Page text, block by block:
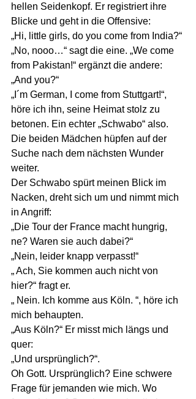
hellen Seidenkopf. Er registriert ihre
Blicke und geht in die Offensive:
„Hi, little girls, do you come from India?“
„No, nooo…“ sagt die eine. „We come
from Pakistan!“ ergänzt die andere:
„And you?“
„I´m German, I come from Stuttgart!“,
höre ich ihn, seine Heimat stolz zu
betonen. Ein echter „Schwabo“ also.
Die beiden Mädchen hüpfen auf der
Suche nach dem nächsten Wunder
weiter.
Der Schwabo spürt meinen Blick im
Nacken, dreht sich um und nimmt mich
in Angriff:
„Die Tour der France macht hungrig,
ne? Waren sie auch dabei?“
„Nein, leider knapp verpasst!“
„ Ach, Sie kommen auch nicht von
hier?“ fragt er.
„ Nein. Ich komme aus Köln. “, höre ich
mich behaupten.
„Aus Köln?“ Er misst mich längs und
quer:
„Und ursprünglich?“.
Oh Gott. Ursprünglich? Eine schwere
Frage für jemanden wie mich. Wo